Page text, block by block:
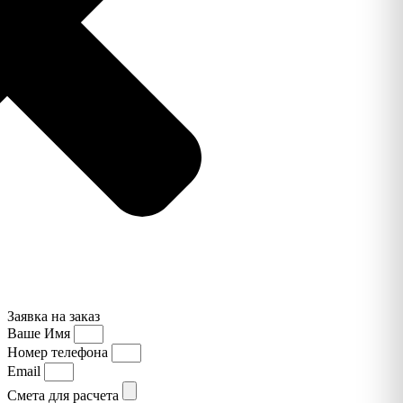
Заявка на заказ
Ваше Имя
Номер телефона
Email
Смета для расчета